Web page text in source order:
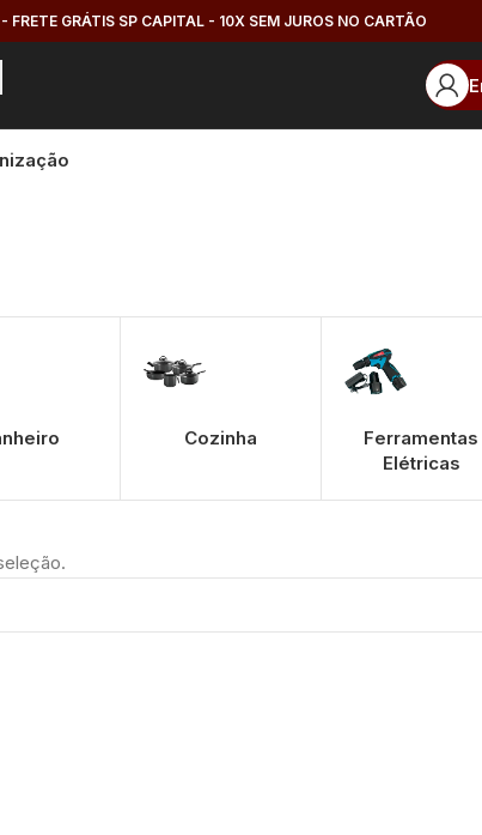
FRETE GRÁTIS SP CAPITAL - 10X SEM JUROS NO CARTÃO
Cozinha
Ferramentas
Elétricas